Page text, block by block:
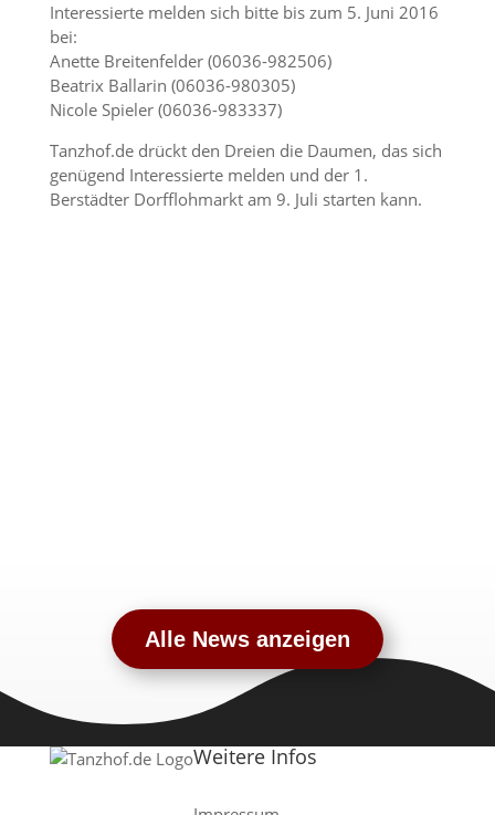
Interessierte melden sich bitte bis zum 5. Juni 2016
bei:
Anette Breitenfelder (06036-982506)
Beatrix Ballarin (06036-980305)
Nicole Spieler (06036-983337)
Tanzhof.de drückt den Dreien die Daumen, das sich
genügend Interessierte melden und der 1.
Berstädter Dorfflohmarkt am 9. Juli starten kann.
Alle News anzeigen
Weitere Infos